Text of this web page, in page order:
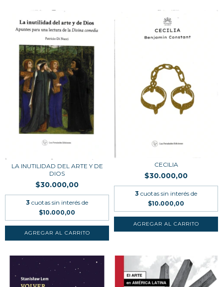
LA INUTILIDAD DEL ARTE Y DE
DIOS
$30.000,00
3 cuotas sin interés de
$10.000,00
CECILIA
$30.000,00
3 cuotas sin interés de
$10.000,00